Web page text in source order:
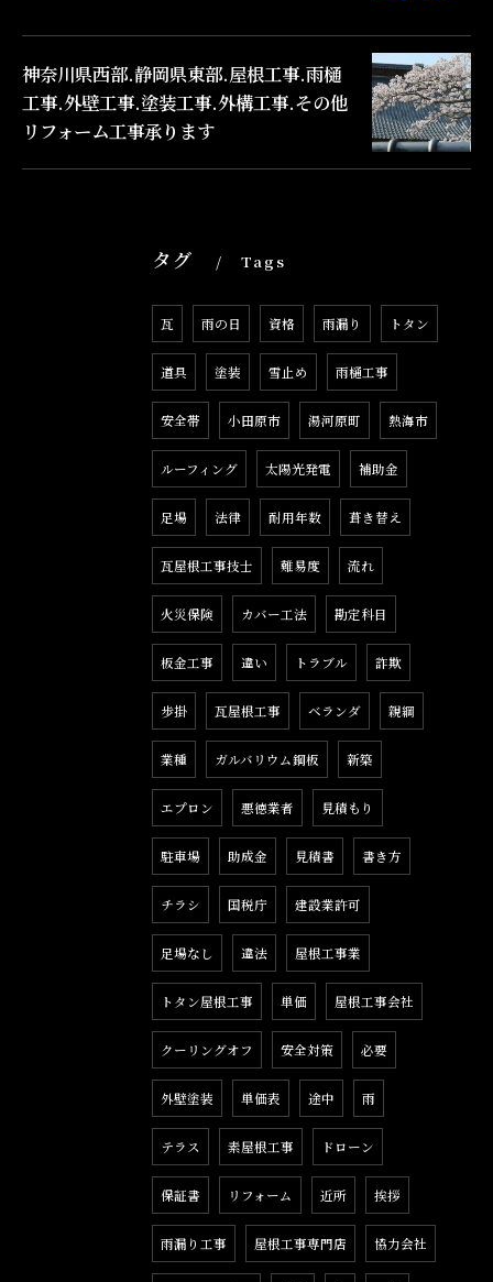
神奈川県西部.静岡県東部.屋根工事.雨樋
工事.外壁工事.塗装工事.外構工事.その他
リフォーム工事承ります
タグ Tags
瓦 雨の日 資格 雨漏り トタン
道具 塗装 雪止め 雨樋工事
安全帯 小田原市 湯河原町 熱海市
ルーフィング 太陽光発電 補助金
足場 法律 耐用年数 葺き替え
瓦屋根工事技士 難易度 流れ
火災保険 カバー工法 勘定科目
板金工事 違い トラブル 詐欺
歩掛 瓦屋根工事 ベランダ 親綱
業種 ガルバリウム鋼板 新築
エプロン 悪徳業者 見積もり
駐車場 助成金 見積書 書き方
チラシ 国税庁 建設業許可
足場なし 違法 屋根工事業
トタン屋根工事 単価 屋根工事会社
クーリングオフ 安全対策 必要
外壁塗装 単価表 途中 雨
テラス 素屋根工事 ドローン
保証書 リフォーム 近所 挨拶
雨漏り工事 屋根工事専門店 協力会社